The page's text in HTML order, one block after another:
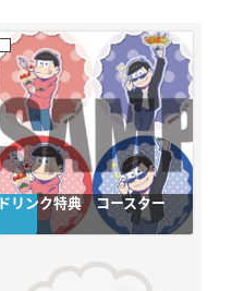
ドリンク特典 コースター